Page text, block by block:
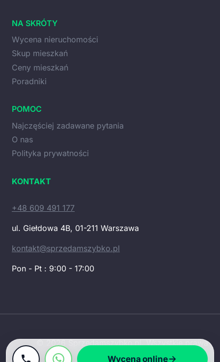
NA SKRÓTY
Wycena nieruchomości
Skup mieszkań
Ceny mieszkań
Poradniki
POMOC
Najczęściej zadawane pytania
O nas
Polityka prywatności
KONTAKT
+48 609 491 177
ul. Giełdowa 4B, 01-211 Warszawa
kontakt@sprzedamszybko.pl
Pon - Pt : 9:00 - 17:00
© 2026 Sprzedamszybko.pl. Wszystkie prawa
zastrzeżone.
Wycena online